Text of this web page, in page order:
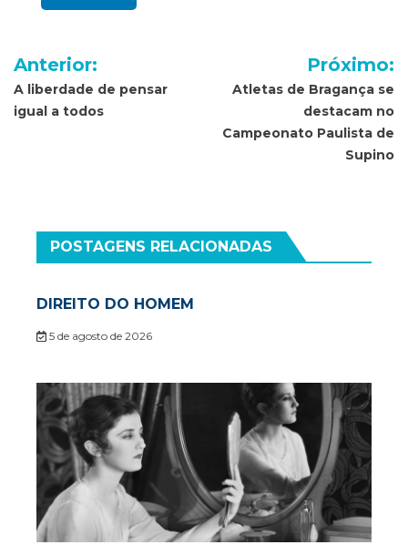
Navegação
de
Post
Anterior:
A liberdade de pensar
igual a todos
Próximo:
Atletas de Bragança se
destacam no
Campeonato Paulista de
Supino
POSTAGENS RELACIONADAS
DIREITO DO HOMEM
5 de agosto de 2026